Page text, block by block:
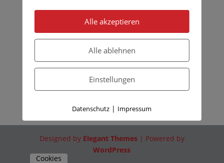
Designed by Elegant Themes| Powered by
WordPress
Cookies
Alle akzeptieren
Alle ablehnen
Einstellungen
Datenschutz | Impressum